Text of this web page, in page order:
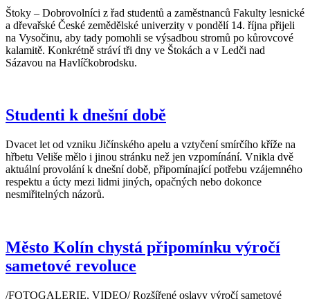
Štoky – Dobrovolníci z řad studentů a zaměstnanců Fakulty lesnické
a dřevařské České zemědělské univerzity v pondělí 14. října přijeli
na Vysočinu, aby tady pomohli se výsadbou stromů po kůrovcové
kalamitě. Konkrétně stráví tři dny ve Štokách a v Ledči nad
Sázavou na Havlíčkobrodsku.
Studenti k dnešní době
Dvacet let od vzniku Jičínského apelu a vztyčení smírčího kříže na
hřbetu Veliše mělo i jinou stránku než jen vzpomínání. Vnikla dvě
aktuální provolání k dnešní době, připomínající potřebu vzájemného
respektu a úcty mezi lidmi jiných, opačných nebo dokonce
nesmiřitelných názorů.
Město Kolín chystá připomínku výročí
sametové revoluce
/FOTOGALERIE, VIDEO/ Rozšířené oslavy výročí sametové